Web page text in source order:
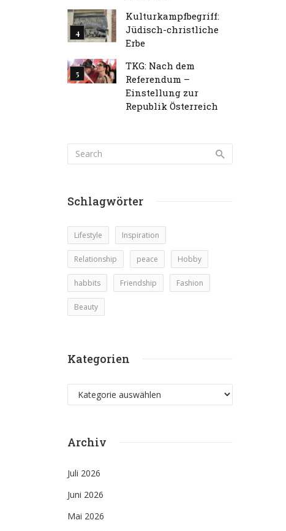
Kulturkampfbegriff:
Jüdisch-christliche
Erbe
TKG: Nach dem
Referendum –
Einstellung zur
Republik Österreich
Schlagwörter
Lifestyle Inspiration
Relationship peace Hobby
habbits Friendship Fashion
Beauty
Kategorien
Kategorien
Archiv
Juli 2026
Juni 2026
Mai 2026